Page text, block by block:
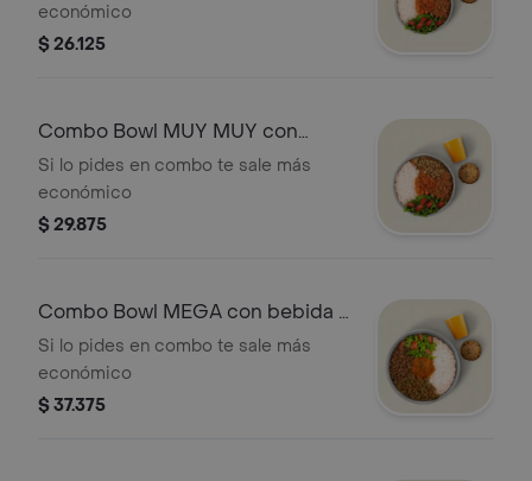
económico
$ 26.125
Combo Bowl MUY MUY con
bebida y postre
Si lo pides en combo te sale más
económico
$ 29.875
Combo Bowl MEGA con bebida y
postre
Si lo pides en combo te sale más
económico
$ 37.375